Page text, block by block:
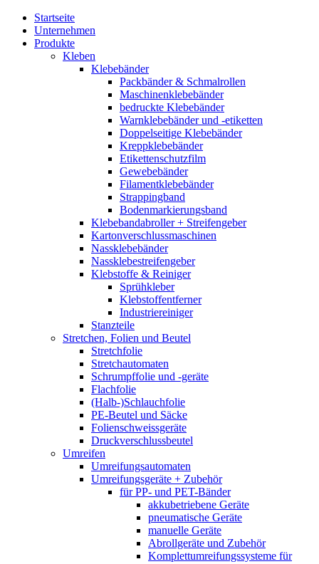
Startseite
Unternehmen
Produkte
Kleben
Klebebänder
Packbänder & Schmalrollen
Maschinenklebebänder
bedruckte Klebebänder
Warnklebebänder und -etiketten
Doppelseitige Klebebänder
Kreppklebebänder
Etikettenschutzfilm
Gewebebänder
Filamentklebebänder
Strappingband
Bodenmarkierungsband
Klebebandabroller + Streifengeber
Kartonverschlussmaschinen
Nassklebebänder
Nassklebestreifengeber
Klebstoffe & Reiniger
Sprühkleber
Klebstoffentferner
Industriereiniger
Stanzteile
Stretchen, Folien und Beutel
Stretchfolie
Stretchautomaten
Schrumpffolie und -geräte
Flachfolie
(Halb-)Schlauchfolie
PE-Beutel und Säcke
Folienschweissgeräte
Druckverschlussbeutel
Umreifen
Umreifungsautomaten
Umreifungsgeräte + Zubehör
für PP- und PET-Bänder
akkubetriebene Geräte
pneumatische Geräte
manuelle Geräte
Abrollgeräte und Zubehör
Komplettumreifungssysteme für